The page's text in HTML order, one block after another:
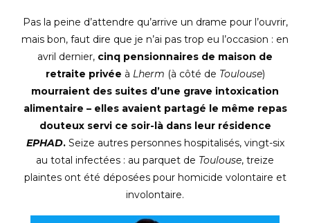
Pas la peine d’attendre qu’arrive un drame pour l’ouvrir,
mais bon, faut dire que je n’ai pas trop eu l’occasion : en
avril dernier, cinq pensionnaires de maison de
retraite privée à Lherm (à côté de Toulouse)
mourraient des suites d’une grave intoxication
alimentaire – elles avaient partagé le même repas
douteux servi ce soir-là dans leur résidence
EPHAD. Seize autres personnes hospitalisés, vingt-six
au total infectées : au parquet de Toulouse, treize
plaintes ont été déposées pour homicide volontaire et
involontaire.